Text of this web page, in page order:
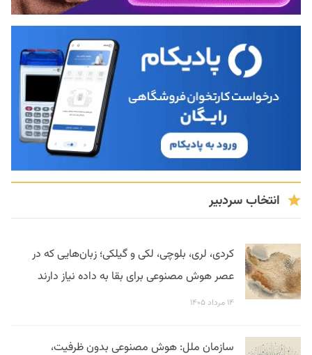
انتخاب سردبیر
کردی، لری، بلوچی، لکی و گیلکی؛ زبان‌هایی که در
عصر هوش مصنوعی برای بقا به داده نیاز دارند
۱۴ مرداد ۱۴۰۵
سازمان ملل: هوش مصنوعی بدون ظرفیت،